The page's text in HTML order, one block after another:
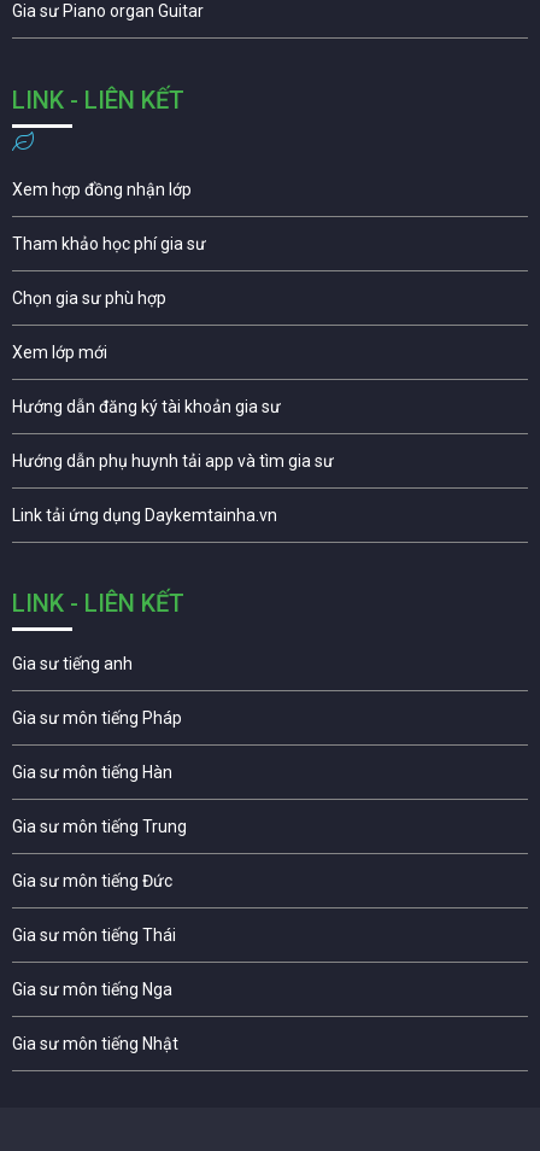
Gia sư Piano organ Guitar
LINK - LIÊN KẾT
Xem hợp đồng nhận lớp
Tham khảo học phí gia sư
Chọn gia sư phù hợp
Xem lớp mới
Hướng dẫn đăng ký tài khoản gia sư
Hướng dẫn phụ huynh tải app và tìm gia sư
Link tải ứng dụng Daykemtainha.vn
LINK - LIÊN KẾT
Gia sư tiếng anh
Gia sư môn tiếng Pháp
Gia sư môn tiếng Hàn
Gia sư môn tiếng Trung
Gia sư môn tiếng Đức
Gia sư môn tiếng Thái
Gia sư môn tiếng Nga
Gia sư môn tiếng Nhật